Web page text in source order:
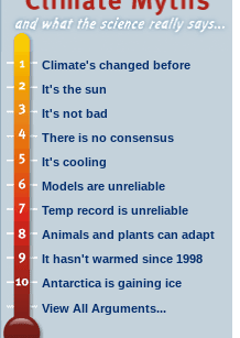
Climate's changed before
It's the sun
It's not bad
There is no consensus
It's cooling
Models are unreliable
Temp record is unreliable
Animals and plants can adapt
It hasn't warmed since 1998
Antarctica is gaining ice
View All Arguments...